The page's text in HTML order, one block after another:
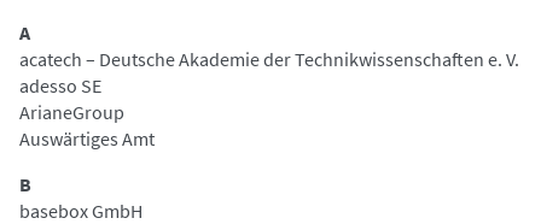
A
acatech – Deutsche Akademie der Technikwissenschaften e. V.
adesso SE
ArianeGroup
Auswärtiges Amt
B
basebox GmbH